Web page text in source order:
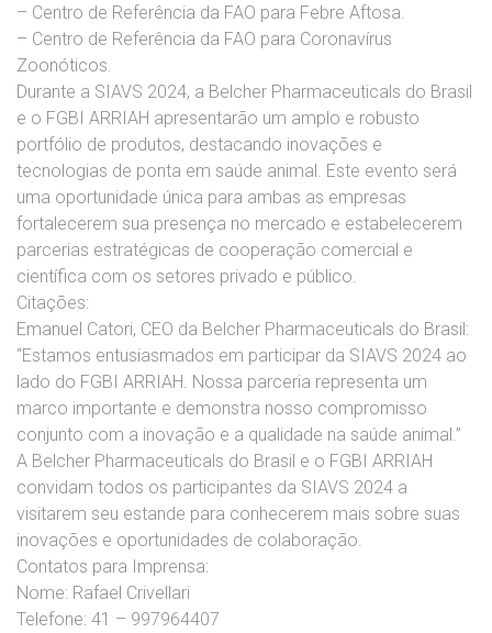
– Centro de Referência da FAO para Febre Aftosa.
– Centro de Referência da FAO para Coronavírus
Zoonóticos.
Durante a SIAVS 2024, a Belcher Pharmaceuticals do Brasil
e o FGBI ARRIAH apresentarão um amplo e robusto
portfólio de produtos, destacando inovações e
tecnologias de ponta em saúde animal. Este evento será
uma oportunidade única para ambas as empresas
fortalecerem sua presença no mercado e estabelecerem
parcerias estratégicas de cooperação comercial e
científica com os setores privado e público.
Citações:
Emanuel Catori, CEO da Belcher Pharmaceuticals do Brasil:
“Estamos entusiasmados em participar da SIAVS 2024 ao
lado do FGBI ARRIAH. Nossa parceria representa um
marco importante e demonstra nosso compromisso
conjunto com a inovação e a qualidade na saúde animal.”
A Belcher Pharmaceuticals do Brasil e o FGBI ARRIAH
convidam todos os participantes da SIAVS 2024 a
visitarem seu estande para conhecerem mais sobre suas
inovações e oportunidades de colaboração.
Contatos para Imprensa:
Nome: Rafael Crivellari
Telefone: 41 – 997964407